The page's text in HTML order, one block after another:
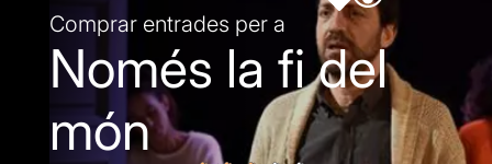
Comprar entrades per a
Només la fi del
món